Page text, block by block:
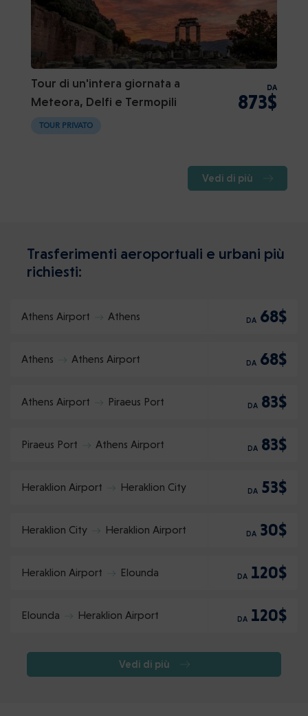
Tour di un'intera giornata a
Meteora, Delfi e Termopili
DA
873$
TOUR PRIVATO
Vedi di più
Trasferimenti aeroportuali e urbani più
richiesti:
Athens Airport Athens DA 68$
Athens Athens Airport DA 68$
Athens Airport Piraeus Port DA 83$
Piraeus Port Athens Airport DA 83$
Heraklion Airport Heraklion City DA 53$
Heraklion City Heraklion Airport DA 30$
Heraklion Airport Elounda DA 120$
Elounda Heraklion Airport DA 120$
Vedi di più